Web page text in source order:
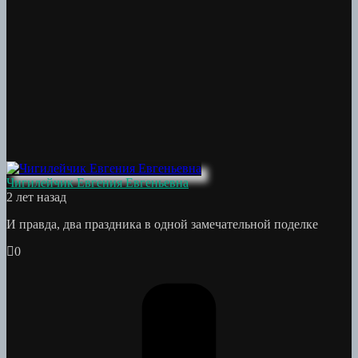
Чигилейчик Евгения Евгеньевна
2 лет назад
И правда, два праздника в одной замечательной поделке
0